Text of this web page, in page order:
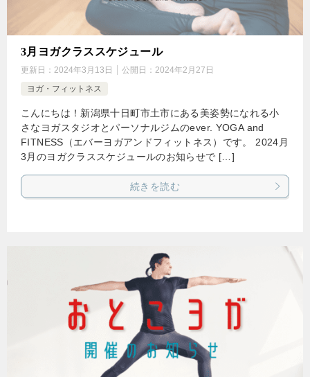
3月ヨガクラススケジュール
更新日： 2024年3月13日 公開日： 2024年2月27日
ヨガ・フィットネス
こんにちは！新潟県十日町市土市にある美姿勢になれる小
さなヨガスタジオとパーソナルジムのever. YOGA and
FITNESS（エバーヨガアンドフィットネス）です。 2024月
3月のヨガクラススケジュールのお知らせで […]
続きを読む